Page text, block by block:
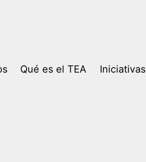
Qué es el TEA Iniciativas